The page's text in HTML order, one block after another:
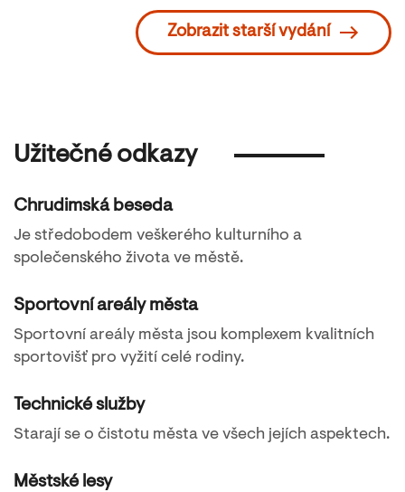
Zobrazit starší vydání
Užitečné odkazy
Chrudimská beseda
Je středobodem veškerého kulturního a
společenského života ve městě.
Sportovní areály města
Sportovní areály města jsou komplexem kvalitních
sportovišť pro vyžití celé rodiny.
Technické služby
Starají se o čistotu města ve všech jejích aspektech.
Městské lesy